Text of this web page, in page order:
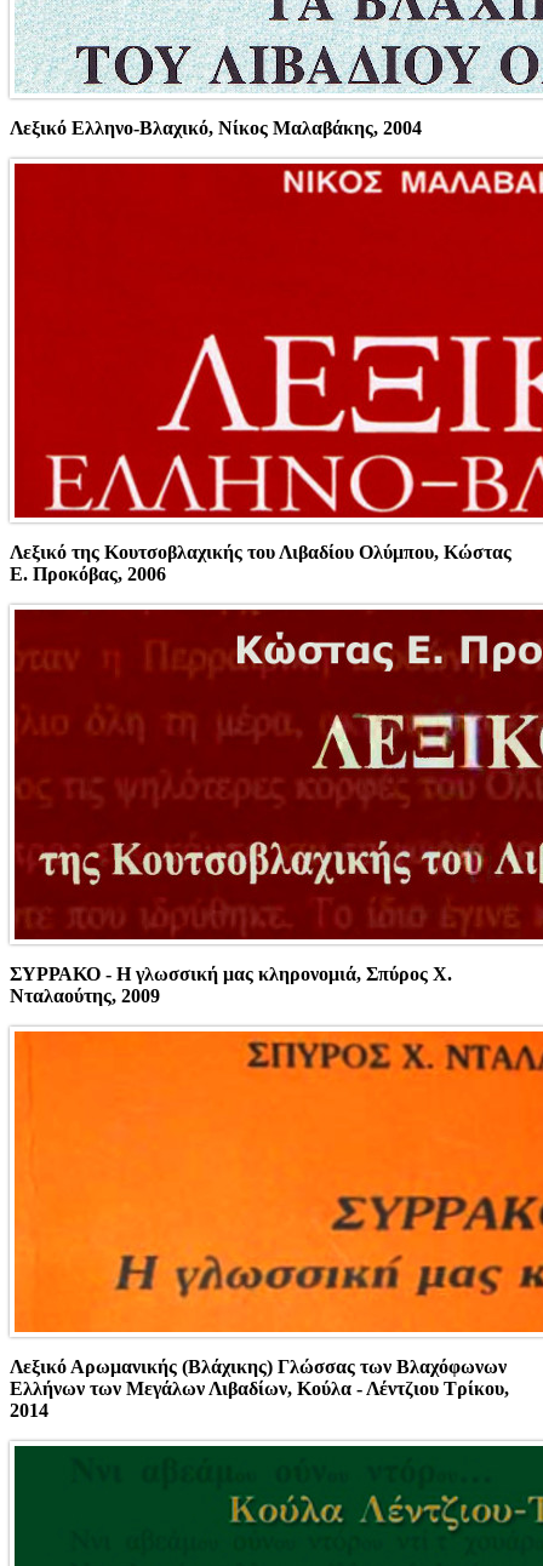
Λεξικό Ελληνο-Βλαχικό, Νίκος Μαλαβάκης, 2004
Λεξικό της Κουτσοβλαχικής του Λιβαδίου Ολύμπου, Κώστας
Ε. Προκόβας, 2006
ΣΥΡΡΑΚΟ - Η γλωσσική μας κληρονομιά, Σπύρος Χ.
Νταλαούτης, 2009
Λεξικό Αρωμανικής (Βλάχικης) Γλώσσας των Βλαχόφωνων
Ελλήνων των Μεγάλων Λιβαδίων, Κούλα - Λέντζιου Τρίκου,
2014